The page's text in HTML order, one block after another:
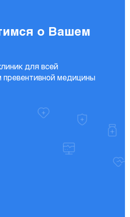
о Вашем
для всей
медицины